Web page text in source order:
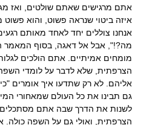
אתם מרגישים שאתם שולטים, ואז
איזה ביטוי שנראה פשוט, והוא פשוט
אנחנו צוללים יחד לאחד מאותם
מה?!", אבל אל דאגה, בסוף המאמר
מומחים אמיתיים. אתם הולכים
הצרפתית, שלא לדבר על לומדי
אליהם. לא רק שתדעו איך אומרים
גם תבינו את כל העולם שמאחורי
לשנות את הדרך שבה אתם מסתכלים
הצרפתית, ואולי גם על השפה כולה.